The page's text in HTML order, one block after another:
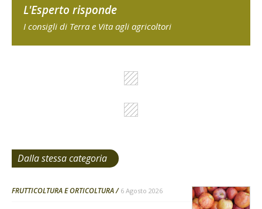
L'Esperto risponde
I consigli di Terra e Vita agli agricoltori
Dalla stessa categoria
FRUTTICOLTURA E ORTICOLTURA 6 Agosto 2026